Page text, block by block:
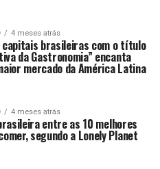
4 meses atrás
capitais brasileiras com o título
da Gastronomia” encanta
mercado da América Latina
4 meses atrás
entre as 10 melhores
segundo a Lonely Planet